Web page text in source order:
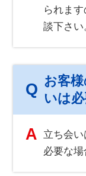
られま
談下さい
Q お客
いは
A
立ち会い
必要な場